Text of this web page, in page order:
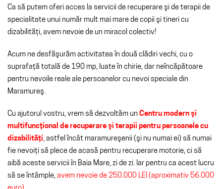
Ca să putem oferi acces la servicii de recuperare şi de terapii de
specialitate unui număr mult mai mare de copii şi tineri cu
dizabilităţi, avem nevoie de un miracol colectiv!
Acum ne desfăşurăm activitatea în două clădiri vechi, cu o
suprafaţă totală de 190 mp, luate în chirie, dar neîncăpătoare
pentru nevoile reale ale persoanelor cu nevoi speciale din
Maramureş.
Cu ajutorul vostru, vrem să dezvoltăm un Centru modern şi
multifuncţional de recuperare şi terapii pentru persoanele cu
dizabilităţi, astfel încât maramureşenii (şi nu numai ei) să numai
fie nevoiţi să plece de acasă pentru recuperare motorie, ci să
aibă aceste servicii în Baia Mare, zi de zi. Iar pentru ca acest lucru
să se întâmple, avem nevoie de 250.000 LEI (aproximativ 56.000